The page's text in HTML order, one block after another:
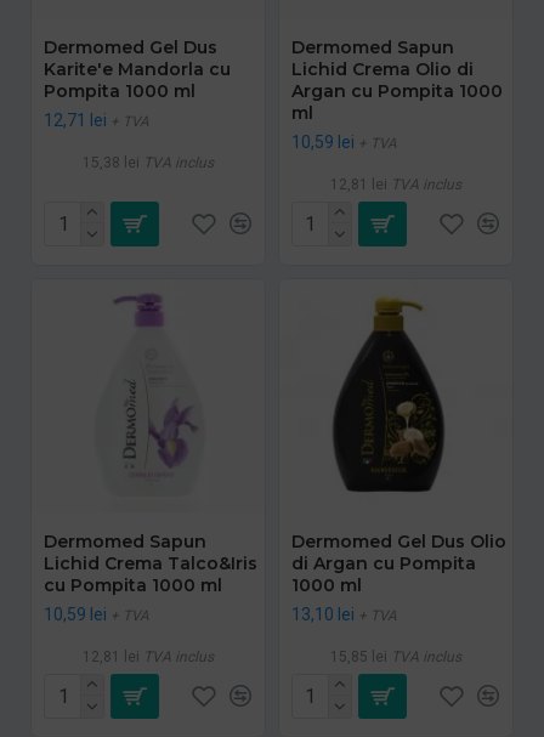
Dermomed Gel Dus
Karite'e Mandorla cu
Pompita 1000 ml
12,71 lei + TVA
15,38 lei TVA inclus
Dermomed Sapun
Lichid Crema Olio di
Argan cu Pompita 1000
ml
10,59 lei + TVA
12,81 lei TVA inclus
Dermomed Sapun
Lichid Crema Talco&Iris
cu Pompita 1000 ml
10,59 lei + TVA
12,81 lei TVA inclus
Dermomed Gel Dus Olio
di Argan cu Pompita
1000 ml
13,10 lei + TVA
15,85 lei TVA inclus